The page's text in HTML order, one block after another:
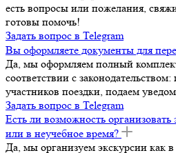
есть вопросы или пожелания,
готовы помочь!
Задать вопрос в Telegram
Вы оформляете документы для
Да, мы оформляем полный
соответствии с
участников поездки, подаем
Задать вопрос в Telegram
Есть ли возможность
или в неучебное время?
Да, мы организуем экскурсии как